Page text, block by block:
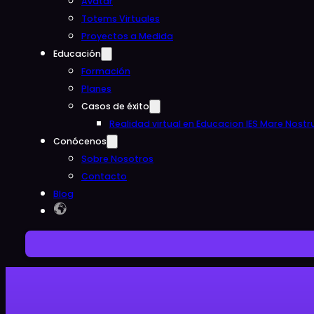
Totems Virtuales
Proyectos a Medida
Educación
Formación
Planes
Casos de éxito
Realidad virtual en Educacion IES Mare
Conócenos
Sobre Nosotros
Contacto
Blog